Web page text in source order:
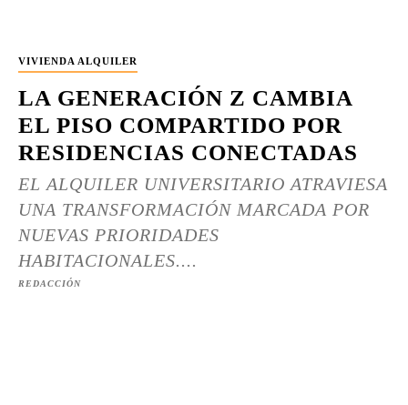
VIVIENDA ALQUILER
LA GENERACIÓN Z CAMBIA
EL PISO COMPARTIDO POR
RESIDENCIAS CONECTADAS
EL ALQUILER UNIVERSITARIO ATRAVIESA
UNA TRANSFORMACIÓN MARCADA POR
NUEVAS PRIORIDADES
HABITACIONALES....
REDACCIÓN